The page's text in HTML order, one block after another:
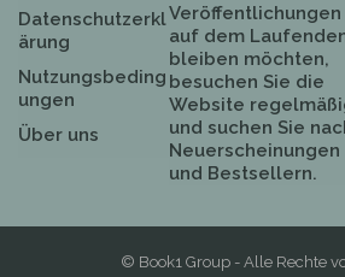
Datenschutzerkl
ärung
Nutzungsbeding
ungen
Über uns
Veröffentlichungen
auf dem
bleiben möchten,
besuchen Sie die
Website
und suchen Sie
Neuerscheinungen
und Bestsellern.
© Book1 Group - Alle Rechte